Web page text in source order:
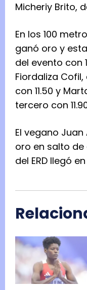
Micheriy Brito,
En los 100
ganó oro y
del evento con
Fiordaliza
con 11.50 y
tercero con
El vegano
oro en salto de
del ERD llegó